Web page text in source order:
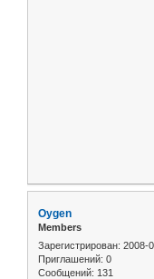
Oygen
Members
Зарегистрирован: 2008-
Приглашений: 0
Сообщений: 131